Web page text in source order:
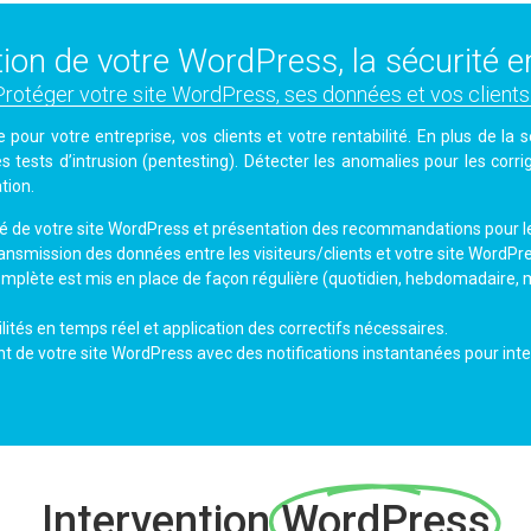
de votre WordPress, la sécurité
votre site WordPress, ses données et vos
votre entreprise, vos clients et votre rentabilité. En plus de la
d’intrusion (pentesting). Détecter les anomalies pour les
de votre site WordPress et présentation des recommandations pour
des données entre les visiteurs/clients et votre site
est mis en place de façon régulière (quotidien, hebdomadaire,
en temps réel et application des correctifs nécessaires.
de votre site WordPress avec des notifications instantanées pour
InterventionWordPress